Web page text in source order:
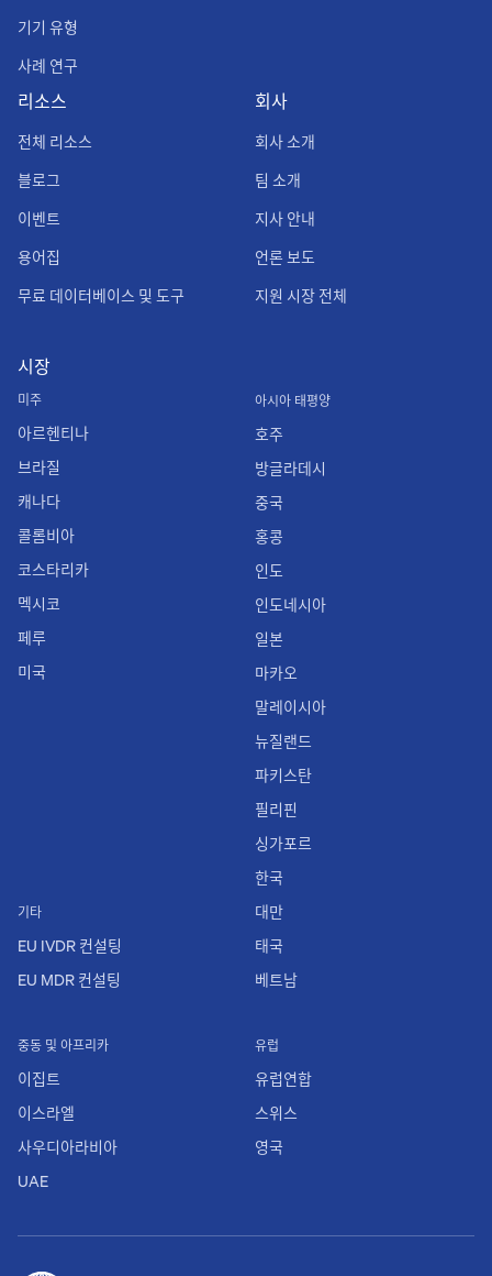
기기 유형
사례 연구
리소스
전체 리소스
블로그
이벤트
용어집
무료 데이터베이스 및 도구
회사
회사 소개
팀 소개
지사 안내
언론 보도
지원 시장 전체
시장
미주
아르헨티나
브라질
캐나다
콜롬비아
코스타리카
멕시코
페루
미국
기타
EU IVDR 컨설팅
EU MDR 컨설팅
유럽
유럽연합
스위스
영국
중동 및 아프리카
이집트
이스라엘
사우디아라비아
UAE
아시아 태평양
호주
방글라데시
중국
홍콩
인도
인도네시아
일본
마카오
말레이시아
뉴질랜드
파키스탄
필리핀
싱가포르
한국
대만
태국
베트남